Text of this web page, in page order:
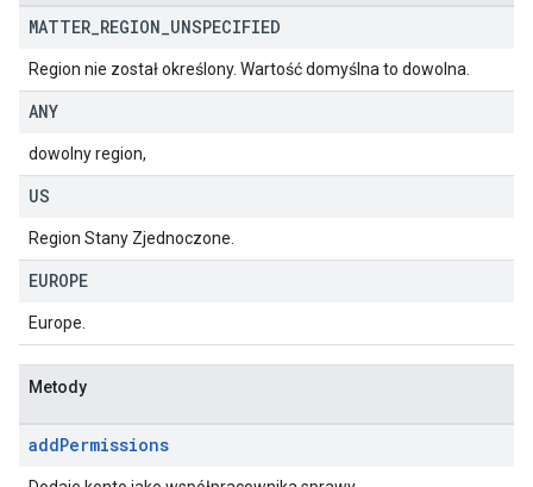
MATTER REGION UNSPECIFIED
Region nie został określony. Wartość domyślna to dowolna.
ANY
dowolny region,
US
Region Stany Zjednoczone.
EUROPE
Europe.
Metody
addPermissions